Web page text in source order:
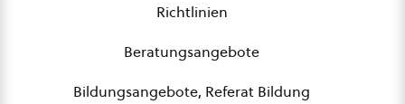
Richtlinien
Beratungsangebote
Bildungsangebote, Referat Bildung